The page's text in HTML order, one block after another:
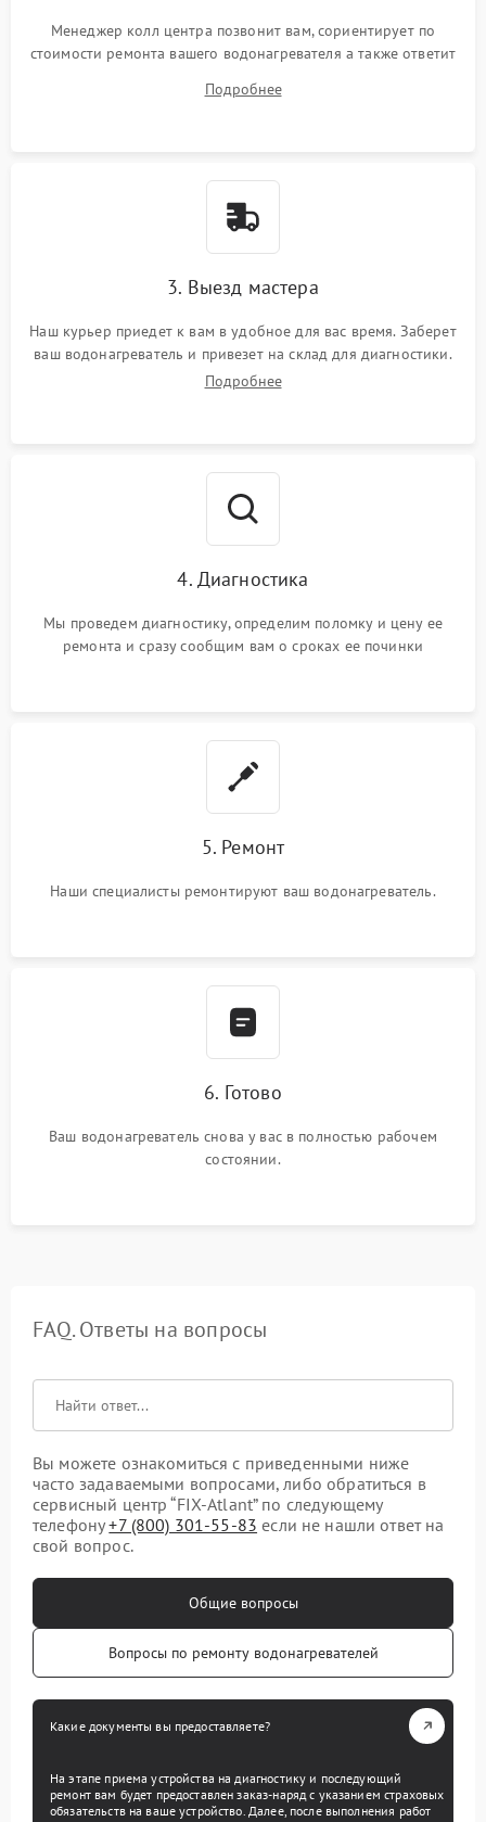
Менеджер колл центра позвонит вам, сориентирует по
стоимости ремонта вашего водонагревателя а также ответит
Подробнее
3. Выезд мастера
Наш курьер приедет к вам в удобное для вас время. Заберет
ваш водонагреватель и привезет на склад для диагностики.
Подробнее
4. Диагностика
Мы проведем диагностику, определим поломку и цену ее
ремонта и сразу сообщим вам о сроках ее починки
5. Ремонт
Наши специалисты ремонтируют ваш водонагреватель.
6. Готово
Ваш водонагреватель снова у вас в полностью рабочем
состоянии.
FAQ. Ответы на вопросы
Вы можете ознакомиться с приведенными ниже
часто задаваемыми вопросами, либо обратиться в
сервисный центр “FIX-Atlant” по следующему
телефону+7 (800) 301-55-83 если не нашли ответ на
свой вопрос.
Общие вопросы
Вопросы по ремонту водонагревателей
Какие документы вы предоставляете?
На этапе приема устройства на диагностику и последующий
ремонт вам будет предоставлен заказ-наряд с указанием страховых
обязательств на ваше устройство. Далее, после выполнения работ